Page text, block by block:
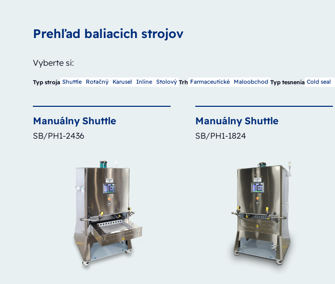
Prehľad baliacich strojov
Vyberte si:
Typ stroja Shuttle Rotačný Karusel Inline Stolový Trh Farmaceutické Maloobchod Typ tesnenia Cold seal
ManuálnyShuttle
SB/PH1-2436
ManuálnyShuttle
SB/PH1-1824